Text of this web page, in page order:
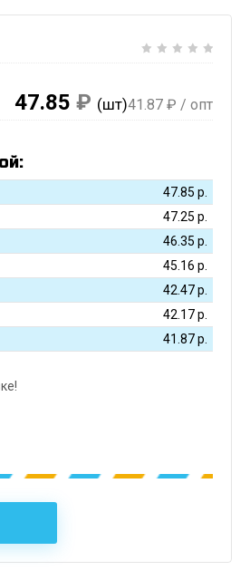
47.85 ₽ (шт)41.87 ₽ / опт
47.85 р.
47.25 р.
46.35 р.
45.16 р.
42.47р.
42.17р.
41.87р.